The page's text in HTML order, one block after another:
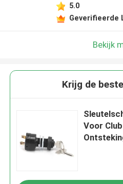
5.0
Geverifieerde
Bekijk
Krijg de
Voor